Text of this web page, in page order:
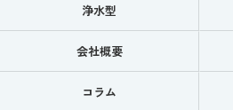
浄水型
会社概要
コラム